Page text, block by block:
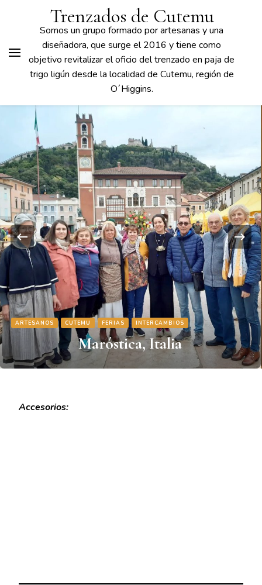
Trenzados de Cutemu
Somos un grupo formado por artesanas y una
diseñadora, que surge el 2016 y tiene como
objetivo revitalizar el oficio del trenzado en paja de
trigo ligún desde la localidad de Cutemu, región de
O´Higgins.
ARTESANOS CUTEMU FERIAS INTERCAMBIOS
Maróstica, Italia
Accesorios: